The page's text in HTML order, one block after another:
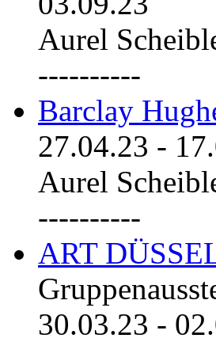
Aurel
----------
Barclay
27.04.23 -
Aurel
----------
ART
30.03.23 -